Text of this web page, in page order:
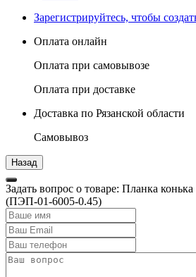
Зарегистрируйтесь, чтобы
Оплата онлайн
Оплата при самовывозе
Оплата при доставке
Доставка по Рязанской области
Самовывоз
Задать вопрос о товаре: Планка
(ПЭП-01-6005-0.45)